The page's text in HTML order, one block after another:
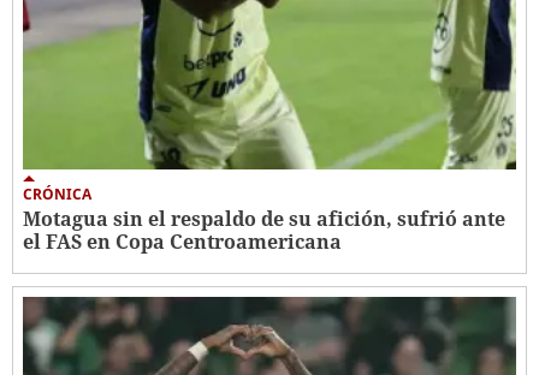
CRÓNICA
Motagua sin el respaldo de su afición, sufrió ante
el FAS en Copa Centroamericana